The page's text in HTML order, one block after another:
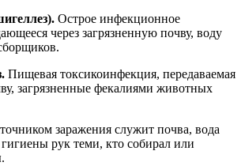
Острое инфекционное
через загрязненную почву, воду
Пищевая токсикоинфекция, передаваемая
загрязненные фекалиями животных
заражения служит почва, вода
рук теми, кто собирал или